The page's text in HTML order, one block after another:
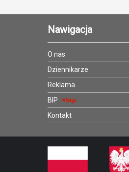
Nawigacja
O nas
Dziennikarze
Reklama
BIP
Kontakt